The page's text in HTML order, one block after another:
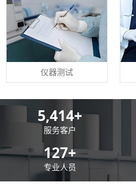
仪器测试
8,500+
服务客户
200+
专业人员